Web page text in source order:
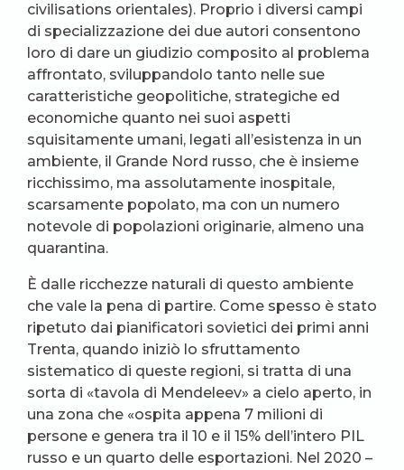
civilisations orientales). Proprio i diversi campi
di specializzazione dei due autori consentono
loro di dare un giudizio composito al problema
affrontato, sviluppandolo tanto nelle sue
caratteristiche geopolitiche, strategiche ed
economiche quanto nei suoi aspetti
squisitamente umani, legati all’esistenza in un
ambiente, il Grande Nord russo, che è insieme
ricchissimo, ma assolutamente inospitale,
scarsamente popolato, ma con un numero
notevole di popolazioni originarie, almeno una
quarantina.
È dalle ricchezze naturali di questo ambiente
che vale la pena di partire. Come spesso è stato
ripetuto dai pianificatori sovietici dei primi anni
Trenta, quando iniziò lo sfruttamento
sistematico di queste regioni, si tratta di una
sorta di «tavola di Mendeleev» a cielo aperto, in
una zona che «ospita appena 7 milioni di
persone e genera tra il 10 e il 15% dell’intero PIL
russo e un quarto delle esportazioni. Nel 2020 –